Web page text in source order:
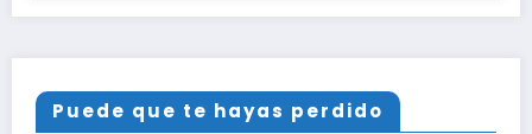
Puede que te hayas perdido